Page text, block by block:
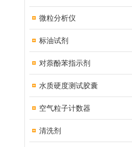
微粒分析仪
标油试剂
对萘酚苯指示剂
水质硬度测试胶囊
空气粒子计数器
清洗剂